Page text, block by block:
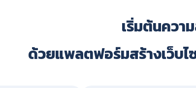
เริ่มต้นควา
ด้วยแพลตฟอร์มสร้างเว็บ